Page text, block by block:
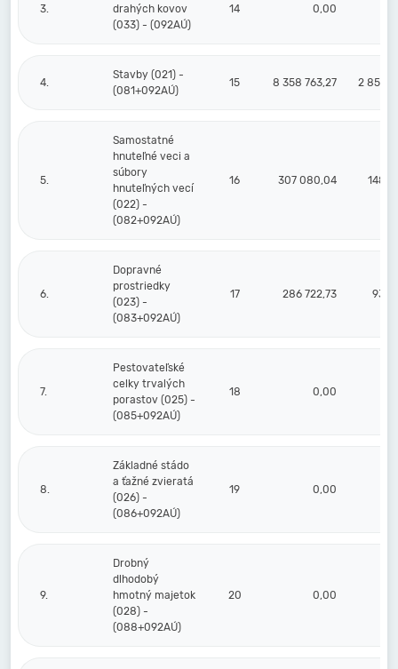
3.
drahých kovov
(033) - (092AÚ)
14 0,00
4.
Stavby (021) -
(081+092AÚ)
15 8 358 763,27 2 852
5.
Samostatné
hnuteľné veci a
súbory
hnuteľných vecí
(022) -
(082+092AÚ)
16 307 080,04 148
6.
Dopravné
prostriedky
(023) -
(083+092AÚ)
17 286 722,73 93
7.
Pestovateľské
celky trvalých
porastov (025) -
(085+092AÚ)
18 0,00
8.
Základné stádo
a ťažné zvieratá
(026) -
(086+092AÚ)
19 0,00
9.
Drobný
dlhodobý
hmotný majetok
(028) -
(088+092AÚ)
20 0,00